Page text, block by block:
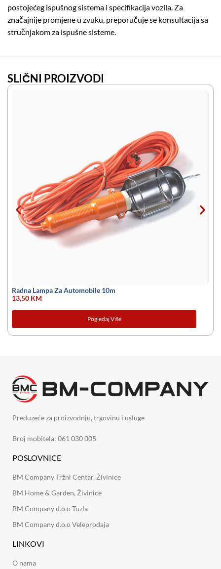
postojećeg ispušnog sistema i specifikacija vozila. Za
značajnije promjene u zvuku, preporučuje se konsultacija sa
stručnjakom za ispušne sisteme.
SLIČNI PROIZVODI
Radna Lampa Za Automobile 10m
13,50 KM
Pogledaj Više
Preduzeće za proizvodnju, trgovinu i usluge
Broj mobitela: 061 030 005
POSLOVNICE
BM Company Tržni Centar, Živinice
BM Home & Garden, Živinice
BM Company d.o.o Tuzla
BM Company d.o.o Veleprodaja
LINKOVI
O nama